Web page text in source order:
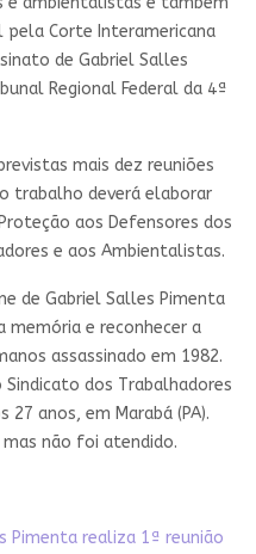
pela Corte Interamericana
de Gabriel Salles
Regional Federal da 4ª
mais dez reuniões
trabalho deverá elaborar
aos Defensores dos
e aos Ambientalistas.
de Gabriel Salles Pimenta
e reconhecer a
assassinado em 1982.
dos Trabalhadores
anos, em Marabá (PA).
não foi atendido.
Pimenta realiza 1ª reunião